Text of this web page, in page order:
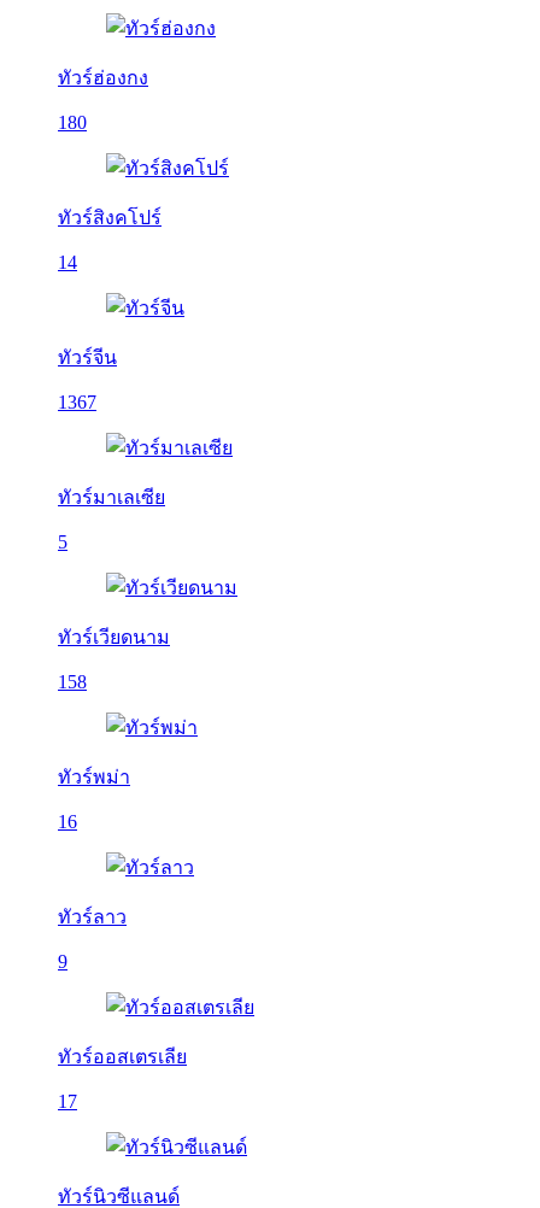
ทัวร์ฮ่องกง
180
ทัวร์สิงคโปร์
14
ทัวร์จีน
1367
ทัวร์มาเลเซีย
5
ทัวร์เวียดนาม
158
ทัวร์พม่า
16
ทัวร์ลาว
9
ทัวร์ออสเตรเลีย
17
ทัวร์นิวซีแลนด์